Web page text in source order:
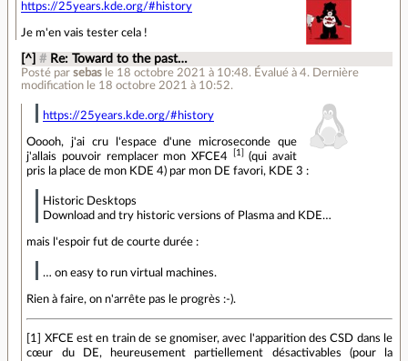
https://25years.kde.org/#history
Je m'en vais tester cela !
[^] # Re: Toward to the past…
Posté parsebas le 18 octobre 2021 à 10:48. Évalué à4. Dernière
modification le 18 octobre 2021 à 10:52.
https://25years.kde.org/#history
Ooooh, j'ai cru l'espace d'une microseconde que
j'allais pouvoir remplacer mon XFCE4
[1] (qui avait
pris la place de mon KDE 4) par mon DE favori, KDE 3 :
Historic Desktops
Download and try historic versions of Plasma and KDE…
mais l'espoir fut de courte durée :
… on easy to run virtual machines.
Rien à faire, on n'arrête pas le progrès :-).
[1] XFCE est en train de se gnomiser, avec l'apparition des CSD dans le
cœur du DE, heureusement partiellement désactivables (pour la